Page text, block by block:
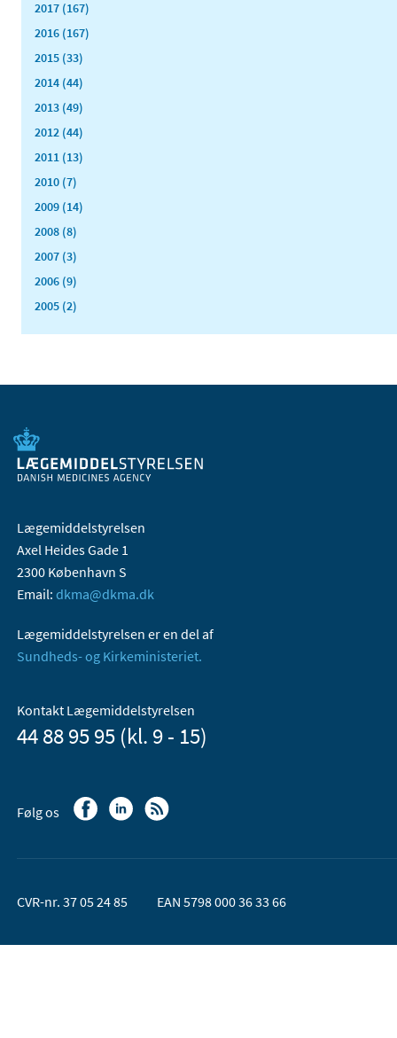
2017 (167)
2016 (167)
2015 (33)
2014 (44)
2013 (49)
2012 (44)
2011 (13)
2010 (7)
2009 (14)
2008 (8)
2007 (3)
2006 (9)
2005 (2)
Lægemiddelstyrelsen
Axel Heides Gade 1
2300 København S
Email: dkma@dkma.dk
Lægemiddelstyrelsen er en del af
Sundheds- og Kirkeministeriet.
Kontakt Lægemiddelstyrelsen
44 88 95 95 (kl. 9 - 15)
Følg os
CVR-nr. 37 05 24 85 EAN 5798 000 36 33 66